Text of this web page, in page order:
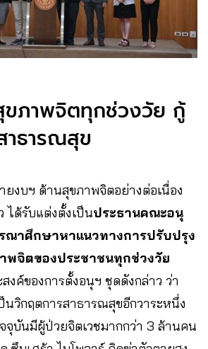
ภาพจิตทุกช่วงวัย กู้
าธารณสุข
งบฯ ด้านสุขภาพจิตอย่างต่อเนื่อง
ได้รับแต่งตั้งเป็นประธานคณะอนุ
ณาศึกษาหาแนวทางการปรับปรุง
พจิตของประชาชนทุกช่วงวัย
งค์ของการตั้งอนุฯ ชุดดังกล่าว ว่า
วิกฤตการสาธารณสุขอีกวาระหนึ่ง
จุบันมีผู้ป่วยจิตเวชมากกว่า 3 ล้านคน